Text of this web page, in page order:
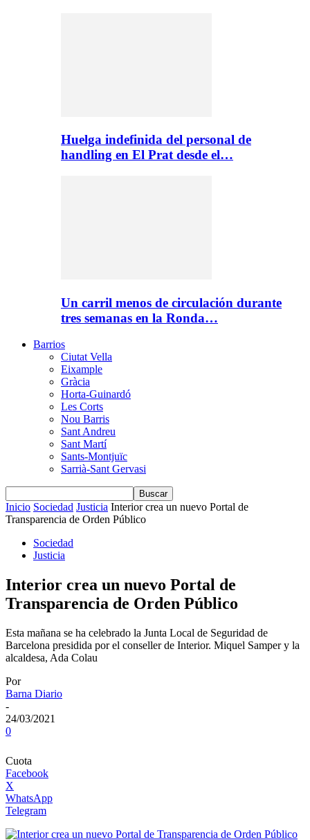
Huelga indefinida del personal de
handling en El Prat desde el…
Un carril menos de circulación durante
tres semanas en la Ronda…
Barrios
Ciutat Vella
Eixample
Gràcia
Horta-Guinardó
Les Corts
Nou Barris
Sant Andreu
Sant Martí
Sants-Montjuïc
Sarrià-Sant Gervasi
Inicio Sociedad Justicia Interior crea un nuevo Portal de
Transparencia de Orden Público
Sociedad
Justicia
Interior crea un nuevo Portal de
Transparencia de Orden Público
Esta mañana se ha celebrado la Junta Local de Seguridad de
Barcelona presidida por el conseller de Interior. Miquel Samper y la
alcaldesa, Ada Colau
Por
Barna Diario
-
24/03/2021
0
Cuota
Facebook
X
WhatsApp
Telegram